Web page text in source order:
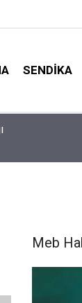
SENDIKA
Süre
Meb